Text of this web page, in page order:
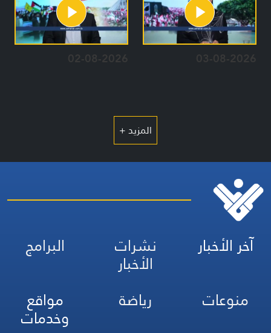
03-08-2026
02-08-2026
المزيد +
آخر الأخبار نشرات
الأخبار
البرامج
منوعات
رياضة مواقع
وخدمات